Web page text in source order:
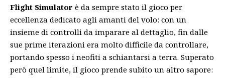
Flight Simulator è da sempre stato il gioco per
eccellenza dedicato agli amanti del volo: con un
insieme di controlli da imparare al dettaglio, fin dalle
sue prime iterazioni era molto difficile da controllare,
portando spesso i neofiti a schiantarsi a terra. Superato
però quel limite, il gioco prende subito un altro sapore: